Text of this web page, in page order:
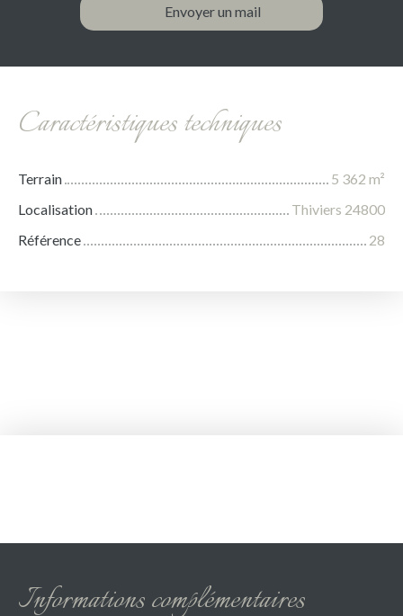
Envoyer un mail
Caractéristiques techniques
Terrain 5 362 m²
Localisation
Thiviers 24800
Référence
28
Informations complémentaires